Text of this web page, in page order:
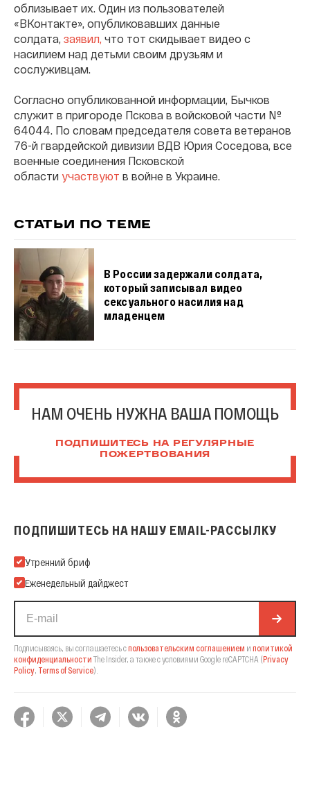
облизывает их. Один из пользователей
«ВКонтакте», опубликовавших данные
солдата, заявил, что тот скидывает видео с
насилием над детьми своим друзьям и
сослуживцам.
Согласно опубликованной информации, Бычков
служит в пригороде Пскова в войсковой части №
64044. По словам председателя совета ветеранов
76-й гвардейской дивизии ВДВ Юрия Соседова, все
военные соединения Псковской
области участвуют в войне в Украине.
СТАТЬИ ПО ТЕМЕ
В России задержали солдата,
который записывал видео
сексуального насилия над
младенцем
НАМ ОЧЕНЬ НУЖНА ВАША ПОМОЩЬ
ПОДПИШИТЕСЬ НА РЕГУЛЯРНЫЕ
ПОЖЕРТВОВАНИЯ
ПОДПИШИТЕСЬ НА НАШУ EMAIL-РАССЫЛКУ
Подпишитесь на нашу Email-рассылку
Утренний бриф
Еженедельный дайджест
Подписываясь, вы соглашаетесь спользовательским соглашением и политикой
конфиденциальности The Insider, а также с условиями Google reCAPTCHA (Privacy
Policy, Terms of Service).